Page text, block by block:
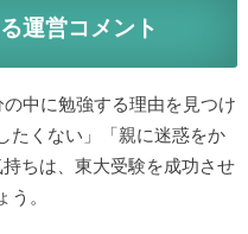
運営コメント
中に勉強する理由を見つけ
たくない」「親に迷惑をか
ちは、東大受験を成功させ
う。